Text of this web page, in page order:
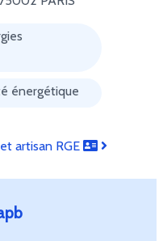
énergétique
artisan RGE